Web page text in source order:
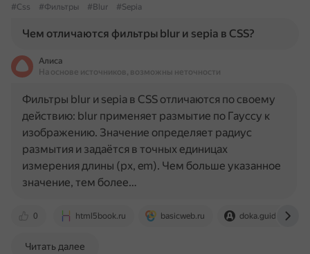
#Css
#Фильтры #Blur #Sepia
Чем отличаются фильтры blur и sepia в CSS?
Алиса
На основе источников, возможны неточности
0 html5book.ru basicweb.ru doka.guide
Фильтры blur и sepia в CSS отличаются по своему
действию: blur применяет размытие по Гауссу к
изображению. Значение определяет радиус
размытия и задаётся в точных единицах
измерения длины (px, em). Чем больше указанное
значение, тем более…
Читать далее